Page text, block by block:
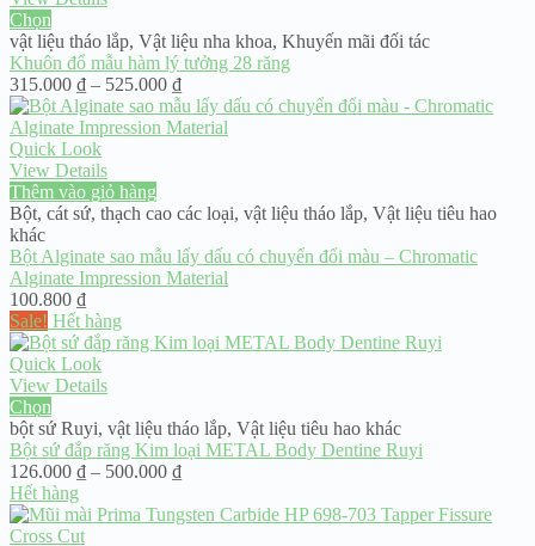
8.000 ₫
Chọn
vật liệu tháo lắp, Vật liệu nha khoa, Khuyến mãi đối tác
Khuôn đổ mẫu hàm lý tưởng 28 răng
315.000 ₫ – 525.000 ₫Khoảng
giá:
từ
Quick Look
View Details
Thêm vào giỏ hàng
Bột, cát sứ, thạch cao các loại, vật liệu tháo lắp, Vật liệu tiêu hao
khác
Bột Alginate sao mẫu lấy dấu có chuyển đổi màu – Chromatic
Alginate Impression Material
100.800 ₫
Sale! Hết hàng
Quick Look
View Details
Chọn
bột sứ Ruyi, vật liệu tháo lắp, Vật liệu tiêu hao khác
Bột sứ đắp răng Kim loại METAL Body Dentine Ruyi
126.000 ₫ – 500.000 ₫Khoảng
từ
Hết hàng